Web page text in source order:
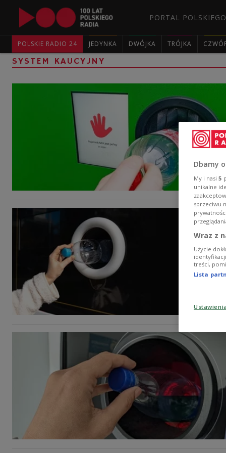
PORTAL
POLSKIE RADIO 24 JEDYNKA DWÓJKA TRÓJKA
SYSTEM KAUCYJNY
Dbamy
My i nasi 5
unikalne
sprzeciwu
Wraz z
Użycie
treści,
Lista